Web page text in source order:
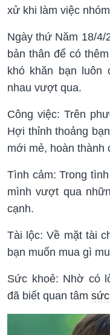
xử khi làm việc
Ngày thứ Năm 18/
bản thân để có
khó khăn bạn luôn
nhau vượt qua.
Công việc: Trên
Hợi thỉnh thoảng
mới mẻ, hoàn thành
Tình cảm: Trong
mình vượt qua
cạnh.
Tài lộc: Về mặt tài
bạn muốn mua gì
Sức khoẻ: Nhờ có
đã biết quan tâm